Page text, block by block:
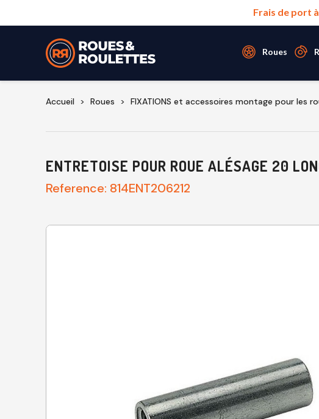
Frais de port
Roues
Accueil Roues FIXATIONS et accessoires montage pour les
ENTRETOISE POUR ROUE ALÉSAGE 20
Reference: 814ENT206212